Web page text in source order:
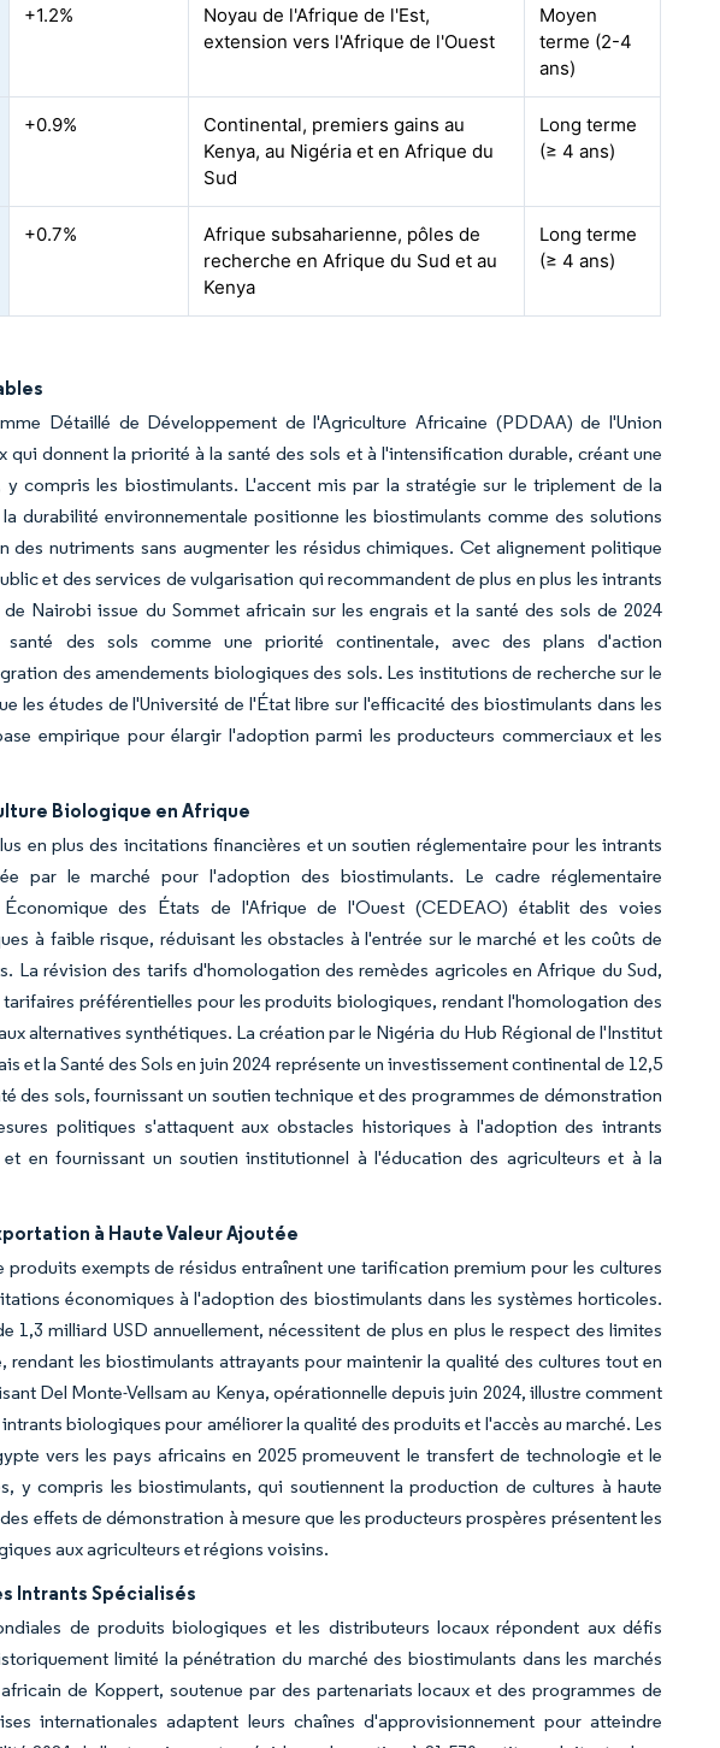
+1.2%
Noyau de l'Afrique de l'Est,
extension vers l'Afrique de l'Ouest
Moyen
terme (2-4
ans)
+0.9%
Continental, premiers gains au
Kenya, au Nigéria et en Afrique du
Sud
Long terme
(≥ 4 ans)
+0.7%
Afrique subsaharienne, pôles de
recherche en Afrique du Sud et au
Kenya
Long terme
(≥ 4 ans)
Détaillé de Développement de l'Agriculture Africaine (PDDAA) de l'Union
donnent la priorité à la santé des sols et à l'intensification durable, créant une
compris les biostimulants. L'accent mis par la stratégie sur le triplement de la
durabilité environnementale positionne les biostimulants comme des solutions
nutriments sans augmenter les résidus chimiques. Cet alignement politique
et des services de vulgarisation qui recommandent de plus en plus les intrants
Nairobi issue du Sommet africain sur les engrais et la santé des sols de 2024
des sols comme une priorité continentale, avec des plans d'action
des amendements biologiques des sols. Les institutions de recherche sur le
les études de l'Université de l'État libre sur l'efficacité des biostimulants dans les
empirique pour élargir l'adoption parmi les producteurs commerciaux et les
Biologique en Afrique
en plus des incitations financières et un soutien réglementaire pour les intrants
par le marché pour l'adoption des biostimulants. Le cadre réglementaire
des États de l'Afrique de l'Ouest (CEDEAO) établit des voies
à faible risque, réduisant les obstacles à l'entrée sur le marché et les coûts de
La révision des tarifs d'homologation des remèdes agricoles en Afrique du Sud,
préférentielles pour les produits biologiques, rendant l'homologation des
alternatives synthétiques. La création par le Nigéria du Hub Régional de l'Institut
et la Santé des Sols en juin 2024 représente un investissement continental de 12,5
des sols, fournissant un soutien technique et des programmes de démonstration
politiques s'attaquent aux obstacles historiques à l'adoption des intrants
en fournissant un soutien institutionnel à l'éducation des agriculteurs et à la
à Haute Valeur Ajoutée
exempts de résidus entraînent une tarification premium pour les cultures
économiques à l'adoption des biostimulants dans les systèmes horticoles.
1,3 milliard USD annuellement, nécessitent de plus en plus le respect des limites
les biostimulants attrayants pour maintenir la qualité des cultures tout en
Del Monte-Vellsam au Kenya, opérationnelle depuis juin 2024, illustre comment
biologiques pour améliorer la qualité des produits et l'accès au marché. Les
vers les pays africains en 2025 promeuvent le transfert de technologie et le
y compris les biostimulants, qui soutiennent la production de cultures à haute
effets de démonstration à mesure que les producteurs prospères présentent les
aux agriculteurs et régions voisins.
Intrants Spécialisés
de produits biologiques et les distributeurs locaux répondent aux défis
limité la pénétration du marché des biostimulants dans les marchés
de Koppert, soutenue par des partenariats locaux et des programmes de
internationales adaptent leurs chaînes d'approvisionnement pour atteindre